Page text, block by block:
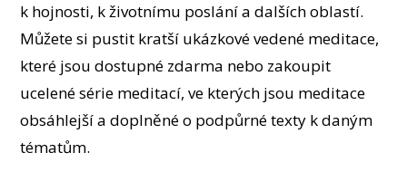
k hojnosti, k životnímu poslání a dalších oblastí.
Můžete si pustit kratší ukázkové vedené meditace,
které jsou dostupné zdarma nebo zakoupit
ucelené série meditací, ve kterých jsou meditace
obsáhlejší a doplněné o podpůrné texty k daným
tématům.